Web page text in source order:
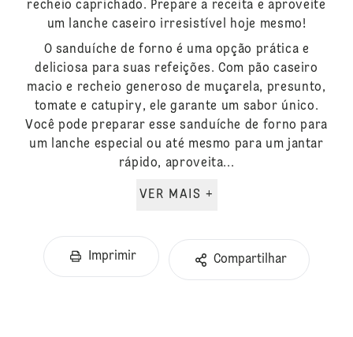
recheio caprichado. Prepare a receita e aproveite
um lanche caseiro irresistível hoje mesmo!
O sanduíche de forno é uma opção prática e
deliciosa para suas refeições. Com pão caseiro
macio e recheio generoso de muçarela, presunto,
tomate e catupiry, ele garante um sabor único.
Você pode preparar esse sanduíche de forno para
um lanche especial ou até mesmo para um jantar
rápido, aproveita...
VER MAIS +
Imprimir Compartilhar